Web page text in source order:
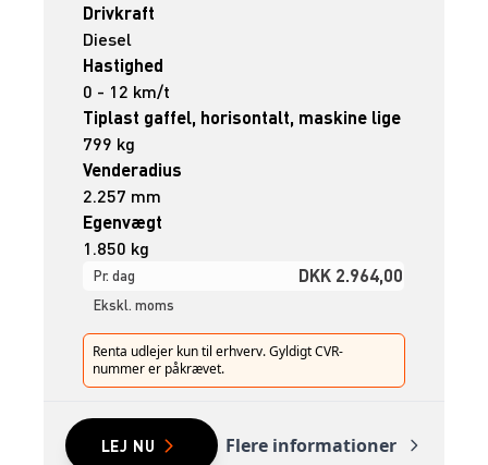
Drivkraft
Diesel
Hastighed
0 - 12 km/t
Tiplast gaffel, horisontalt, maskine lige
799 kg
Venderadius
2.257 mm
Egenvægt
1.850 kg
Pr. dag DKK 2.964,00
Ekskl. moms
Renta udlejer kun til erhverv. Gyldigt CVR-
nummer er påkrævet.
LEJ NU Flere informationer